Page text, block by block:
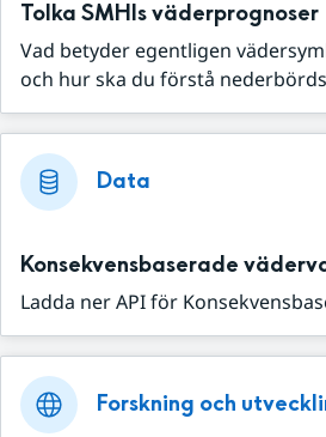
Tolka SMHIs väderprognoser
Vad betyder egentligen
och hur ska du förstå
Data
Konsekvensbaserade
Ladda ner API för
Forskning och